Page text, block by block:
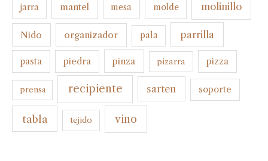
jarra mantel mesa molde molinillo
Nido organizador pala parrilla
pasta piedra pinza pizarra pizza
prensa recipiente sarten soporte
tabla tejido vino